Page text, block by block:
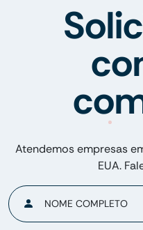
Atendemos empresas
EUA.
NOME COMPLETO